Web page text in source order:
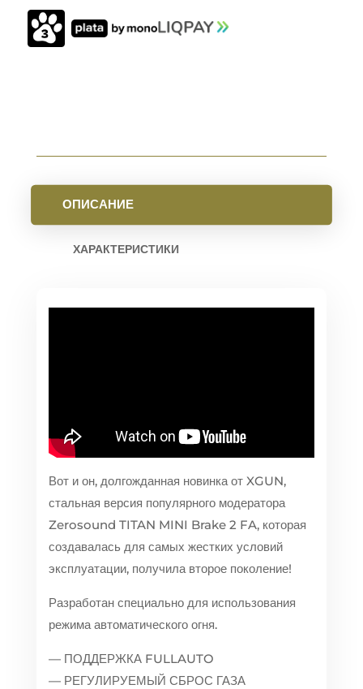
MINI
BRAKE
II
РЕЗЬБА
28.
ОПИСАНИЕ
ХАРАКТЕРИСТИКИ
Вот и он, долгожданная новинка от XGUN,
стальная версия популярного модератора
Zerosound TITAN MINI Brake 2 FA, которая
создавалась для самых жестких условий
эксплуатации, получила второе поколение!
Разработан специально для использования
режима автоматического огня.
— ПОДДЕРЖКА FULLAUTO
— РЕГУЛИРУЕМЫЙ СБРОС ГАЗА